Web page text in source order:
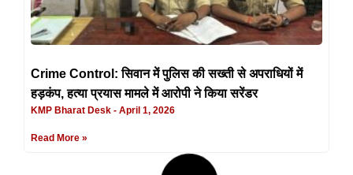
Crime Control: सिवान में पुलिस की सख्ती से अपराधियों में
हड़कंप, हत्या प्रयास मामले में आरोपी ने किया सरेंडर
KMP Bharat Desk April 1, 2026
Read More »